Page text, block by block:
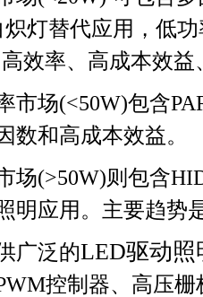
灯替代应用，低
效率、高成本效
市场(<50W)包含
数和高成本效益。
场(>50W)则包含
明应用。主要趋势
广泛的LED驱动照
控制器、高压